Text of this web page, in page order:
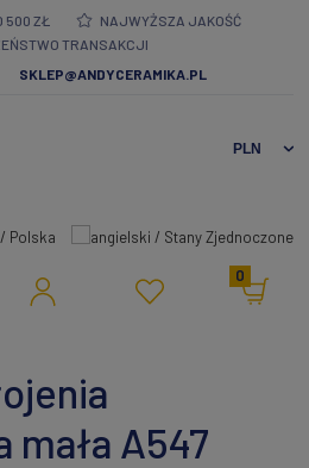
500 ZŁ
NAJWYŻSZA JAKOŚĆ
TRANSAKCJI
SKLEP@ANDYCERAMIKA.PL
0
A547